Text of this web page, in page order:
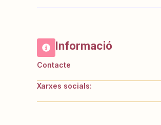
Informació
Contacte
Xarxes socials: